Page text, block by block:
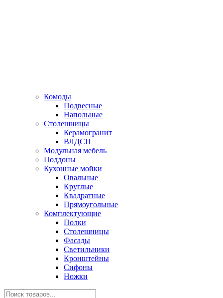
Комоды
Подвесные
Напольные
Столешницы
Керамогранит
ВЛДСП
Модульная мебель
Поддоны
Кухонные мойки
Овальные
Круглые
Квадратные
Прямоугольные
Комплектующие
Полки
Столешницы
Фасады
Светильники
Кронштейны
Сифоны
Ножки